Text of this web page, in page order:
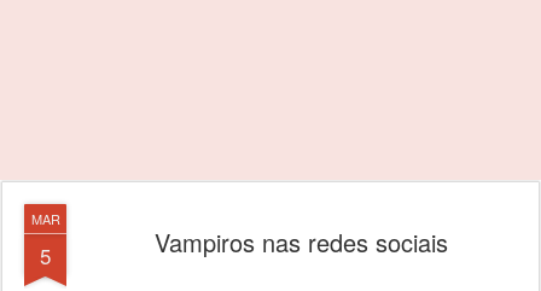
MAR
5 Vampiros nas redes sociais